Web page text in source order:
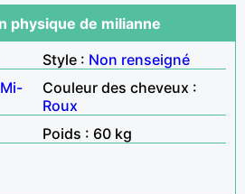
physique de milianne
Style : Non renseigné
Mi-
Couleur des cheveux :
Roux
Poids : 60 kg